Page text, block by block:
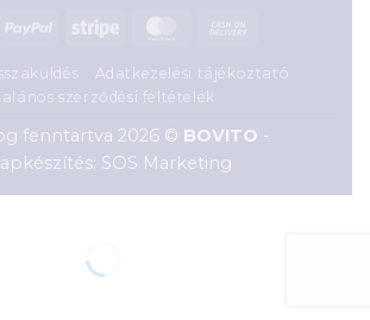
PayPal Stripe MasterCard
Delivery
Adatkezelési tájékoztató
szerződési feltételek
fenntartva 2026 © BOVITO -
SOS Marketing